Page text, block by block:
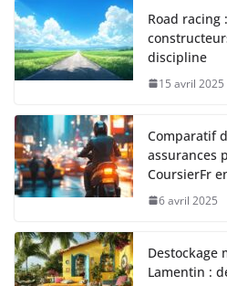
Road racing
discipline
15 avril 2025
Comparatif
assurances
CoursierFr
6 avril 2025
Destockage
Lamentin :